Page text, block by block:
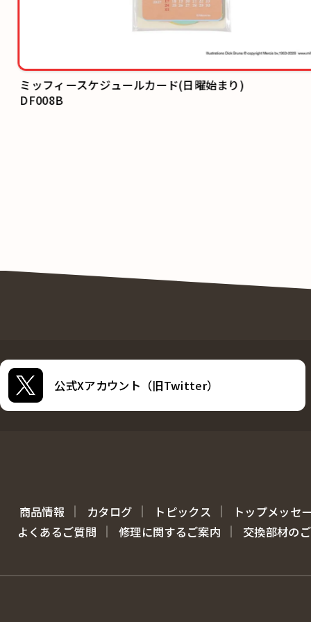
ミッフィースケジュールカード(日曜始まり)
DF008B
公式Xアカウント（旧Twitter）
商品情報 カタログ トピックス
トップメッセ
よくあるご質問
修理に関するご案内 交換部材の